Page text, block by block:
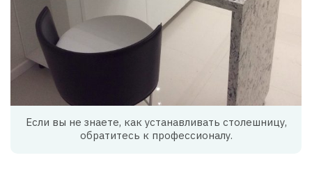
Если вы не знаете, как устанавливать столешницу,
обратитесь к профессионалу.